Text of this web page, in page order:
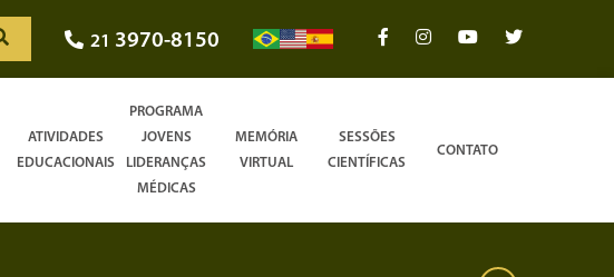
21 3970-8150
ATIVIDADES
EDUCACIONAIS
PROGRAMA
JOVENS
LIDERANÇAS
MÉDICAS
MEMÓRIA
VIRTUAL
SESSÕES
CIENTÍFICAS
CONTATO